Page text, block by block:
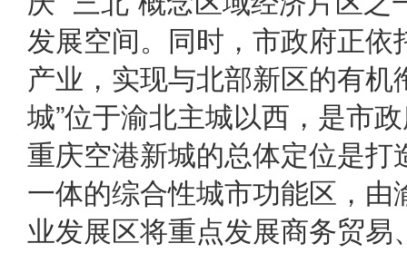
发展空间。同时，市政府正
产业，实现与北部新区的有
城”位于渝北主城以西，是市
重庆空港新城的总体定位是
一体的综合性城市功能区，
业发展区将重点发展商务贸